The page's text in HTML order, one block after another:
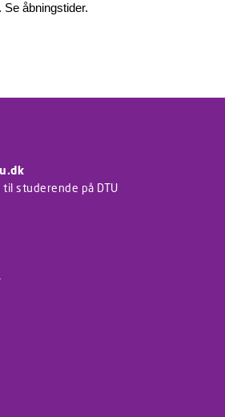
åbningstider.
studerende på DTU